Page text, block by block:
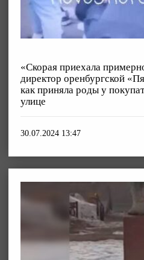
«Скорая приехала
директор оренбургской
как приняла роды у
улице
30.07.2024 13:47